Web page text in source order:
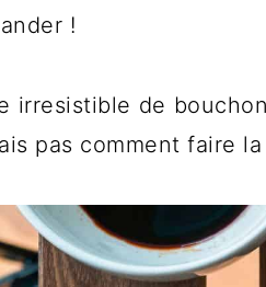
!
irresistible de
pas comment faire